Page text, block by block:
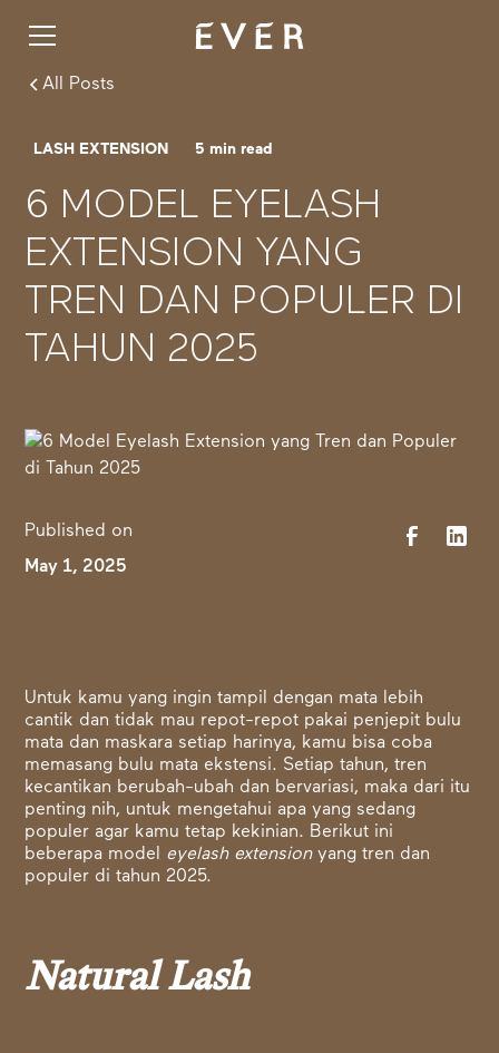
All Posts
LASH EXTENSION 5 min read
6 MODEL EYELASH
EXTENSION YANG
TREN DAN POPULER DI
TAHUN 2025
Published on
May 1, 2025
Untuk kamu yang ingin tampil dengan mata lebih
cantik dan tidak mau repot-repot pakai penjepit bulu
mata dan maskara setiap harinya, kamu bisa coba
memasang bulu mata ekstensi. Setiap tahun, tren
kecantikan berubah-ubah dan bervariasi, maka dari itu
penting nih, untuk mengetahui apa yang sedang
populer agar kamu tetap kekinian. Berikut ini
beberapa model eyelash extensionyang tren dan
populer di tahun 2025.
Natural Lash